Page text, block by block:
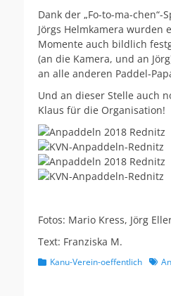
Dank der „Fo-to-ma-chen“-
Jörgs Helmkamera wurden
Momente auch bildlich
(an die Kamera, und an
an alle anderen Paddel-
Und an dieser Stelle auch
Klaus für die Organisation!
Fotos: Mario Kress, Jörg
Text: Franziska M.
Kategorien
Kanu-Verein-oeffentlich